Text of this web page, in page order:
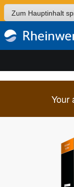
Zum Hauptinhalt
Sommer-
Your